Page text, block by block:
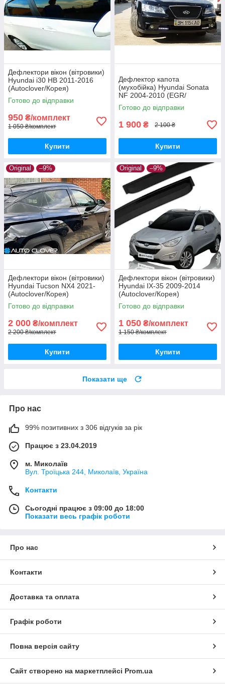
Дефлектори вікон (вітровики)
Hyundai i30 HB 2011-2016
(Autoclover/Корея)
Готово до відправки
950 ₴/комплект
1 050 ₴/комплект
Купити
Дефлектор капота
(мухобійка) Hyundai Sonata
NF 2004-2010 (EGR/
Австралія)
Готово до відправки
1 900 ₴ 2 100 ₴
Купити
Original –9%
Дефлектори вікон (вітровики)
Hyundai Tucson NX4 2021-
(Autoclover/Корея)
Готово до відправки
2 000 ₴/комплект
2 200 ₴/комплект
Купити
Original –9%
Дефлектори вікон (вітровики)
Hyundai IX-35 2009-2014
(Autoclover/Корея)
Готово до відправки
1 050 ₴/комплект
1 150 ₴/комплект
Купити
Показати ще
Про нас
99% позитивних з 306 відгуків за рік
Працює з 23.04.2019
м. Миколаїв
Вул. Троїцька 244, Миколаїв, Україна
Контакти
Сьогодні працює з 09:00 до 18:00
Показати весь графік роботи
Про нас
Контакти
Доставка та оплата
Графік роботи
Повна версія сайту
Сайт створено на маркетплейсі Prom.ua